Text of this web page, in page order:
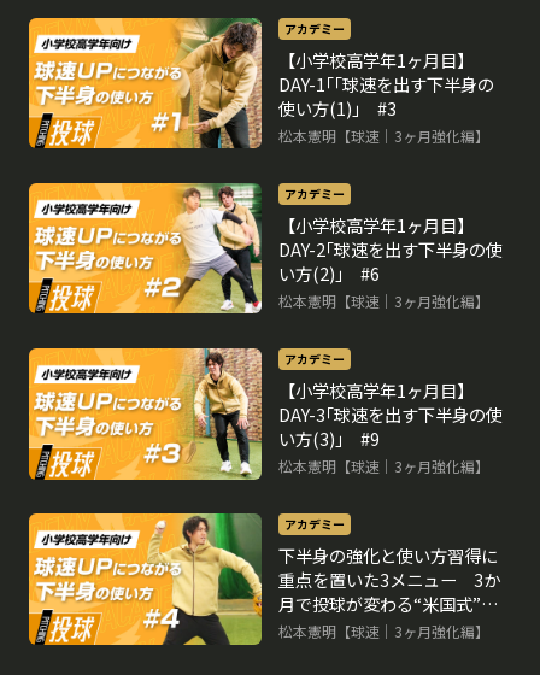
アカデミー
【小学校高学年1ヶ月目】
DAY-1｢｢球速を出す下半身の
使い方(1)｣ #3
松本憲明【球速｜3ヶ月強化編】
アカデミー
【小学校高学年1ヶ月目】
DAY-2｢球速を出す下半身の使
い方(2)｣ #6
松本憲明【球速｜3ヶ月強化編】
アカデミー
【小学校高学年1ヶ月目】
DAY-3｢球速を出す下半身の使
い方(3)｣ #9
松本憲明【球速｜3ヶ月強化編】
アカデミー
下半身の強化と使い方習得に
重点を置いた3メニュー 3か
月で投球が変わる“米国式”球
速アップ理論
松本憲明【球速｜3ヶ月強化編】